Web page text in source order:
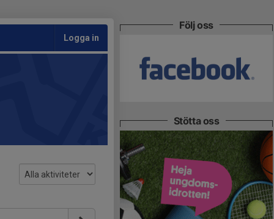
Logga in
Följ oss
Stötta oss